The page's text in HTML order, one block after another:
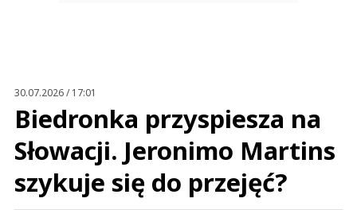
30.07.2026 / 17:01
Biedronka przyspiesza na
Słowacji. Jeronimo Martins
szykuje się do przejęć?